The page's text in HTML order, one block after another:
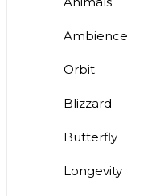
Ambience
Orbit
Blizzard
Butterfly
Longevity